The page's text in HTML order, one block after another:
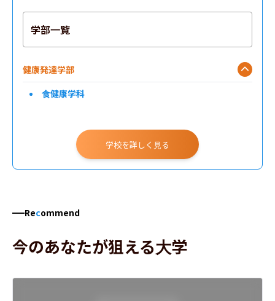
学部一覧
健康発達学部
食健康学科
学校を詳しく見る
Recommend
今のあなたが狙える大学